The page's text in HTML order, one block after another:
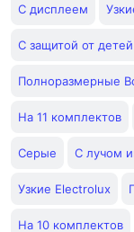
С дисплеем
С защитой от детей
Полноразмерные
На 11 комплектов
Серые С лучом
Узкие Electrolux
На 10 комплектов